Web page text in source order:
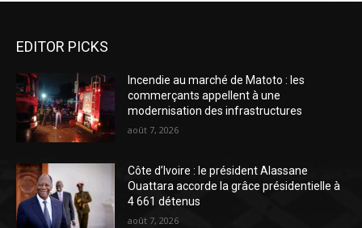
EDITOR PICKS
Incendie au marché de Matoto : les
commerçants appellent à une
modernisation des infrastructures
août 7, 2026
Côte d’Ivoire : le président Alassane
Ouattara accorde la grâce présidentielle à
4 661 détenus
août 7, 2026